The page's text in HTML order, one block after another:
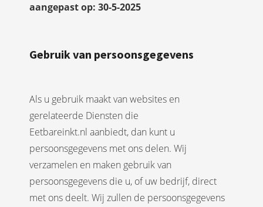
aangepast op: 30-5-2025
Gebruik van persoonsgegevens
Als u gebruik maakt van websites en
gerelateerde Diensten die
Eetbareinkt.nl aanbiedt, dan kunt u
persoonsgegevens met ons delen. Wij
verzamelen en maken gebruik van
persoonsgegevens die u, of uw bedrijf, direct
met ons deelt. Wij zullen de persoonsgegevens